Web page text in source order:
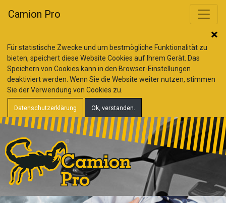
Für statistische Zwecke und um bestmögliche Funktionalität zu
bieten, speichert diese Website Cookies auf Ihrem Gerät. Das
Speichern von Cookies kann in den Browser-Einstellungen
deaktiviert werden. Wenn Sie die Website weiter nutzen, stimmen
Sie der Verwendung von Cookies zu.
Datenschutzerklärung Ok, verstanden.
Camion Pro